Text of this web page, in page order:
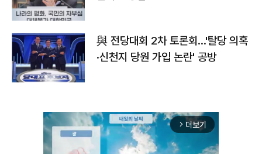
與 전당대회 2차 토론회…'탈당 의혹
·신천지 당원 가입 논란' 공방
arrow_forward_ios 더보기